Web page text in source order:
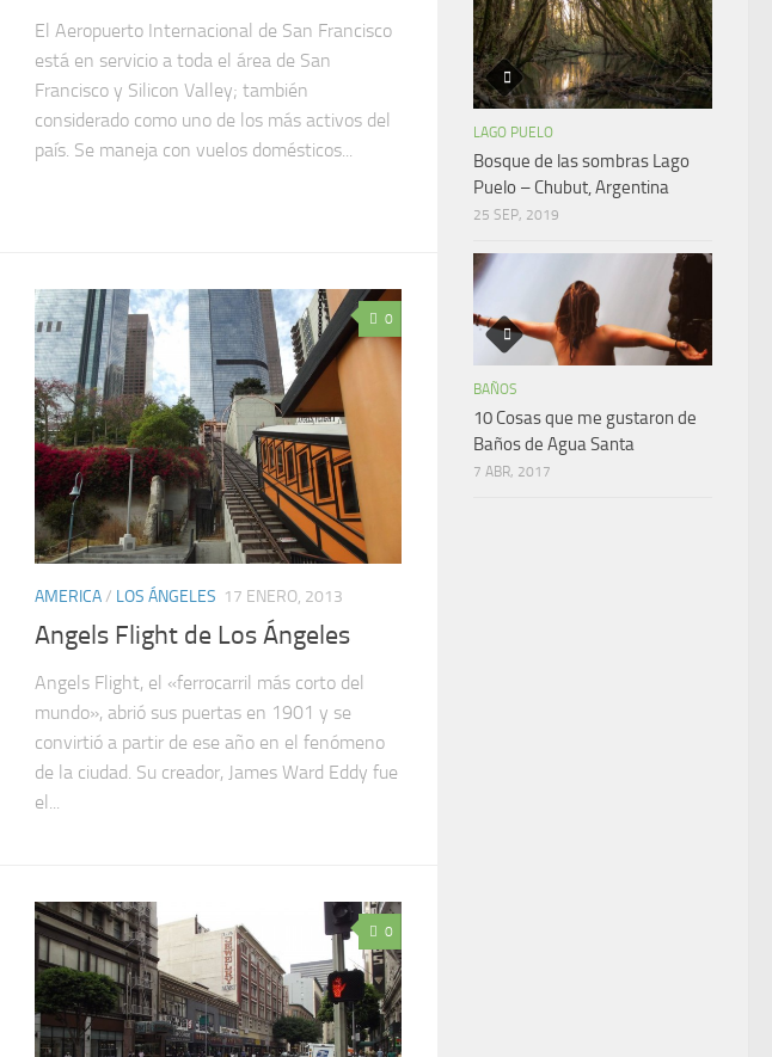
El Aeropuerto Internacional de San Francisco
está en servicio a toda el área de San
Francisco y Silicon Valley; también
considerado como uno de los más activos del
país. Se maneja con vuelos domésticos...
0
AMERICA/ LOS ÁNGELES 17 ENERO, 2013
Angels Flight de Los Ángeles
Angels Flight, el «ferrocarril más corto del
mundo», abrió sus puertas en 1901 y se
convirtió a partir de ese año en el fenómeno
de la ciudad. Su creador, James Ward Eddy fue
el...
0
LAGO PUELO
Bosque de las sombras Lago
Puelo – Chubut, Argentina
25 SEP, 2019
BAÑOS
10 Cosas que me gustaron de
Baños de Agua Santa
7 ABR, 2017